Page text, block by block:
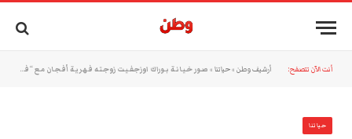
أنت الآن تتصفح: أرشيف وطن »حياتنا » صور خيانة بوراك اوزجفيت زوجته فهرية أفجان مع “فاتنة” فرنسية تثير الجدل! (شاهد)
حياتنا